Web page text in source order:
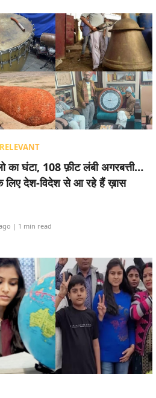
का घंटा, 108 फ़ीट लंबी अगरबत्ती…
लिए देश-विदेश से आ रहे हैं ख़ास
| 1 min read